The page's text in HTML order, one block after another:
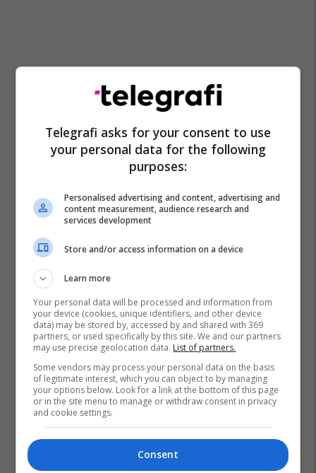
Telegrafi asks for your consent to use
your personal data for the following
purposes:
Personalised advertising and content, advertising and
content measurement, audience research and
services development
Store and/or access information on a device
Learn more
Your personal data will be processed and information from
your device (cookies, unique identifiers, and other device
data) may be stored by, accessed by and shared with 369
partners, or used specifically by this site. We and our partners
may use precise geolocation data. List of partners.
Some vendors may process your personal data on the basis
of legitimate interest, which you can object to by managing
your options below. Look for a link at the bottom of this page
or in the site menu to manage or withdraw consent in privacy
and cookie settings.
Consent